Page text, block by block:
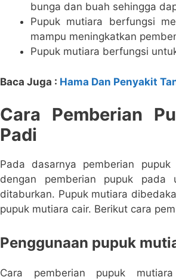
bunga dan buah sehingga
Pupuk mutiara berfungsi
mampu meningkatkan
Pupuk mutiara berfungsi
Baca Juga : Hama Dan Penyakit
Cara Pemberian
Padi
Pada dasarnya pemberian
dengan pemberian pupuk
ditaburkan. Pupuk mutiara
pupuk mutiara cair. Berikut cara
Penggunaan pupuk
Cara pemberian pupuk